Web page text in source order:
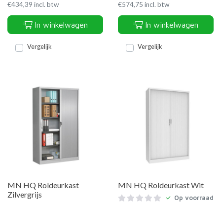
€434,39 incl. btw
In winkelwagen
Vergelijk
€574,75 incl. btw
In winkelwagen
Vergelijk
MN HQ Roldeurkast
Zilvergrijs
MN HQ Roldeurkast Wit
Op voorraad